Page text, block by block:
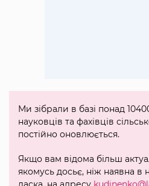
Ми зібрали в базі понад
науковців та фахівців
постійно оновлюється.
Якщо вам відома більш
якомусь досьє, ніж наявна в